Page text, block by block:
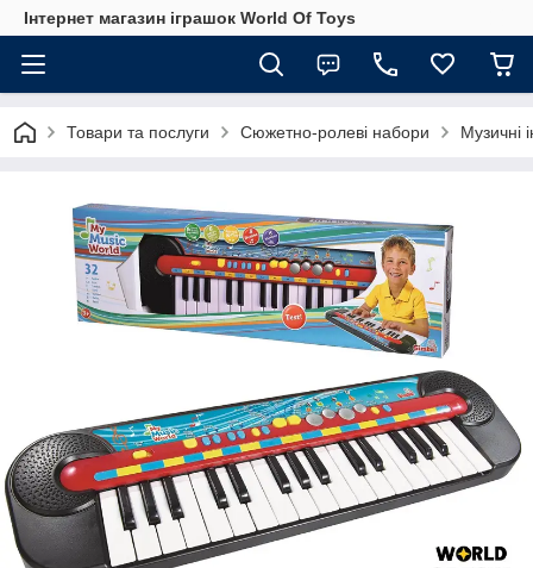
Інтернет магазин іграшок World Of Toys
Товари та послуги Сюжетно-ролеві набори Музичні